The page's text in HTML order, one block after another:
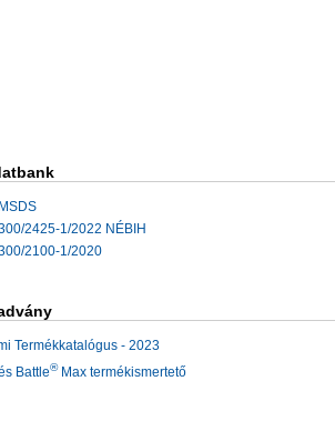
2425-1/2022 NÉBIH
2100-1/2020
Termékkatalógus - 2023
Battle®Max termékismertető